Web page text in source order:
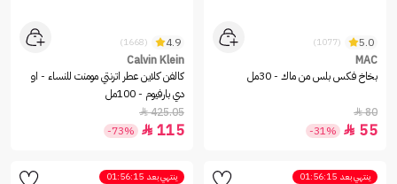
5.0
(1077)
MAC
بخاخ فكس بلس من ماك - 30مل
80

55

-31%
4.9
(1668)
Calvin Klein
كالفن كلاين عطر اترنتي مومنت للنساء - او
دي بارفيوم - 100مل
425.05

115

-73%
ينتهي بعد 01:56:15 ينتهي بعد 01:56:15